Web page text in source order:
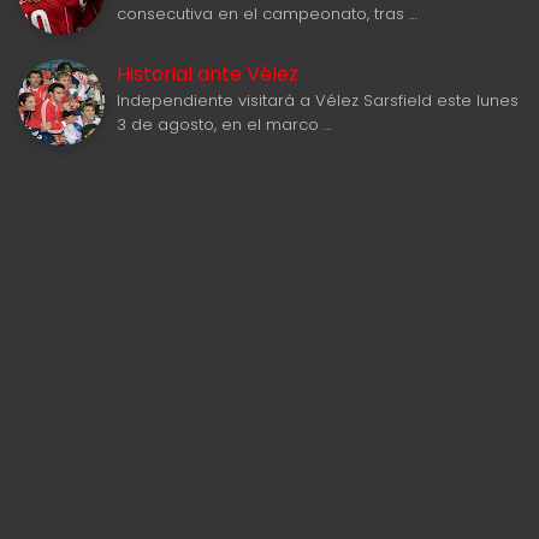
consecutiva en el campeonato, tras …
Historial ante Vélez
Independiente visitará a Vélez Sarsfield este lunes
3 de agosto, en el marco …